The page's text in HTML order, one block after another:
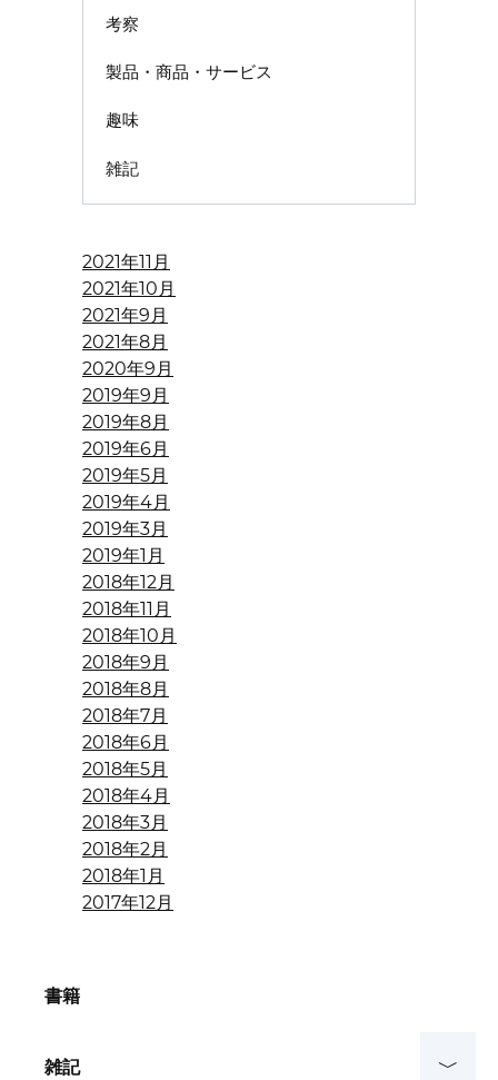
考察
製品・商品・サービス
趣味
雑記
2021年11月
2021年10月
2021年9月
2021年8月
2020年9月
2019年9月
2019年8月
2019年6月
2019年5月
2019年4月
2019年3月
2019年1月
2018年12月
2018年11月
2018年10月
2018年9月
2018年8月
2018年7月
2018年6月
2018年5月
2018年4月
2018年3月
2018年2月
2018年1月
2017年12月
書籍
雑記